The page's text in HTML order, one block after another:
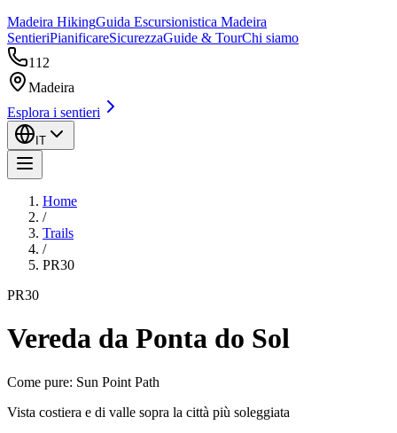
Madeira HikingGuida Escursionistica Madeira
SentieriPianificareSicurezzaGuide & TourChi siamo
112
Madeira
Esplora i sentieri
IT
Home
/
Trails
/
PR30
PR30
Vereda da Ponta do Sol
Come pure: Sun Point Path
Vista costiera e di valle sopra la città più soleggiata